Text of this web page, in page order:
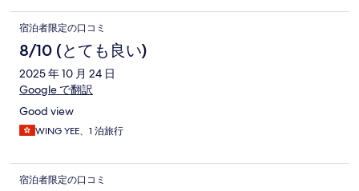
宿泊者限定の口コミ
8/10 (とても良い)
2025 年 10 月 24 日
Google で翻訳
Good view
WING YEE、1 泊旅行
宿泊者限定の口コミ